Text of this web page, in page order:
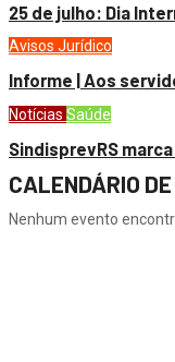
25 de julho: Dia
Avisos Jurídico
Informe | Aos
Notícias Saúde
SindisprevRS
CALENDÁRIO
Nenhum evento